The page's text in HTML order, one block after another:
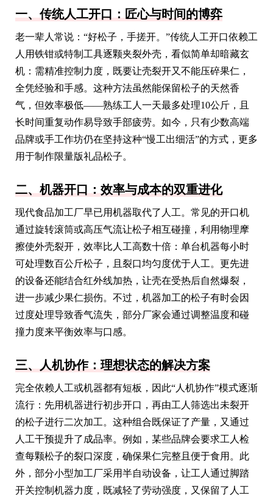
一、传统人工开口：匠心与时间的博弈
老一辈人常说：“好松子，手搓开。”传统人工开口依赖工
人用铁钳或特制工具逐颗夹裂外壳，看似简单却暗藏玄
机：需精准控制力度，既要让壳裂开又不能压碎果仁，
全凭经验和手感。这种方法虽然能保留松子的天然香
气，但效率极低——熟练工人一天最多处理10公斤，且
长时间重复动作易导致手部疲劳。如今，只有少数高端
品牌或手工作坊仍在坚持这种“慢工出细活”的方式，更多
用于制作限量版礼品松子。
二、机器开口：效率与成本的双重进化
现代食品加工厂早已用机器取代了人工。常见的开口机
通过旋转滚筒或高压气流让松子相互碰撞，利用物理摩
擦使外壳裂开，效率比人工高数十倍：单台机器每小时
可处理数百公斤松子，且裂口均匀度优于人工。更先进
的设备还能结合红外线加热，让壳在受热后自然爆裂，
进一步减少果仁损伤。不过，机器加工的松子有时会因
过度处理导致香气流失，部分厂家会通过调整温度和碰
撞力度来平衡效率与口感。
三、人机协作：理想状态的解决方案
完全依赖人工或机器都有短板，因此“人机协作”模式逐渐
流行：先用机器进行初步开口，再由工人筛选出未裂开
的松子进行二次加工。这种组合既保证了产量，又通过
人工干预提升了成品率。例如，某些品牌会要求工人检
查每颗松子的裂口深度，确保果仁完整且便于食用。此
外，部分小型加工厂采用半自动设备，让工人通过脚踏
开关控制机器力度，既减轻了劳动强度，又保留了人工